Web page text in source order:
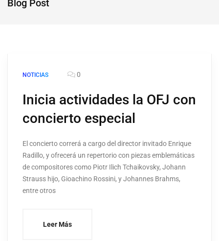
Blog Post
NOTICIAS 0
Inicia actividades la OFJ con
concierto especial
El concierto correrá a cargo del director invitado Enrique
Radillo, y ofrecerá un repertorio con piezas emblemáticas
de compositores como Piotr Ilich Tchaikovsky, Johann
Strauss hijo, Gioachino Rossini, y Johannes Brahms,
entre otros
Leer Más